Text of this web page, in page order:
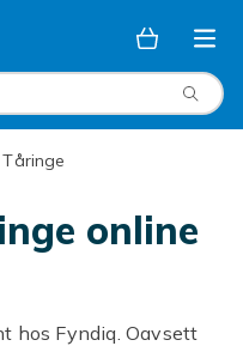
Tåringe
online
hos Fyndiq. Oavsett